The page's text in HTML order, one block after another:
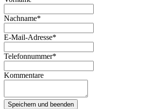
Nachname*
E-Mail-Adresse*
Telefonnummer*
Kommentare